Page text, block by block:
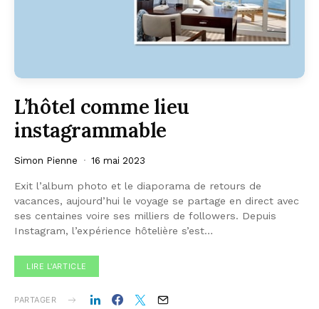
L’hôtel comme lieu
instagrammable
Simon Pienne 16 mai 2023
Exit l’album photo et le diaporama de retours de
vacances, aujourd’hui le voyage se partage en direct avec
ses centaines voire ses milliers de followers. Depuis
Instagram, l’expérience hôtelière s’est…
LIRE L'ARTICLE
PARTAGER